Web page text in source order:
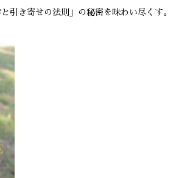
引き寄せの法則」の秘密を味わい尽くす。